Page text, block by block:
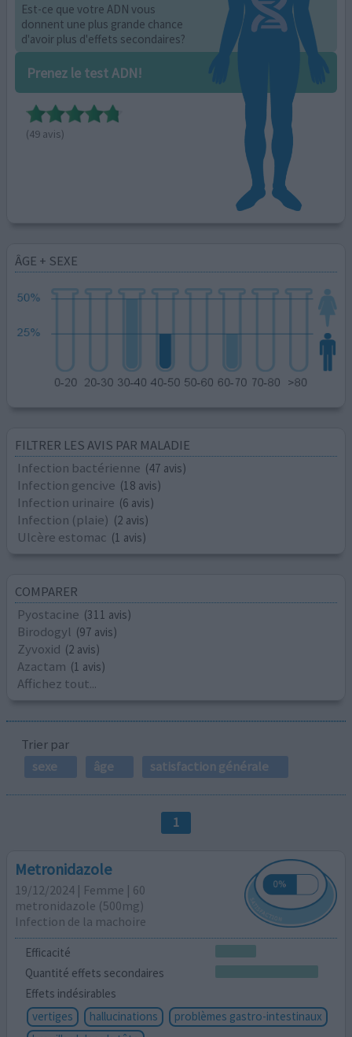
Est-ce que votre ADN vous
donnent une plus grande chance
d'avoir plus d'effets secondaires?
Prenez le test ADN!
(49 avis)
ÂGE + SEXE
FILTRER LES AVIS PAR MALADIE
Infection bactérienne (47 avis)
Infection gencive (18 avis)
Infection urinaire (6 avis)
Infection (plaie) (2 avis)
Ulcère estomac (1 avis)
COMPARER
Pyostacine (311 avis)
Birodogyl (97 avis)
Zyvoxid (2 avis)
Azactam (1 avis)
Affichez tout...
Trier par
sexe
âge satisfaction générale
1
Metronidazole
19/12/2024 | Femme | 60
metronidazole (500mg)
Infection de la machoire
Efficacité
Quantité effets secondaires
Effets indésirables
vertiges
hallucinations
problèmes gastro-intestinaux